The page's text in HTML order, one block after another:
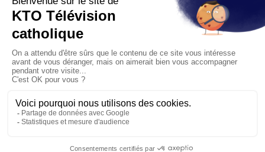
La visite pastorale du pape Léon
XIV à Assise à suivre sur KTO le
jeudi 6 août
Le pape en Uruguay, Argentine et
Pérou du 6 au 17 novembre 2026